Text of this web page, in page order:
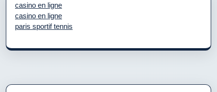
casino en ligne
casino en ligne
paris sportif tennis